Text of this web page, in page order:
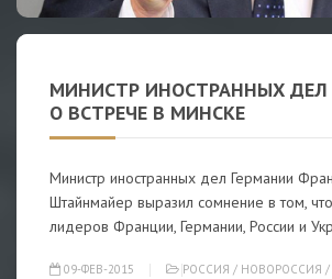
МИНИСТР ИНОСТРАННЫХ ДЕЛ
О ВСТРЕЧЕ В МИНСКЕ
Министр иностранных дел Германии
Штайнмайер выразил сомнение в том,
лидеров Франции, Германии, России и
09-ФЕВ-2015 РОССИЯ / НОВОРОССИЯ /